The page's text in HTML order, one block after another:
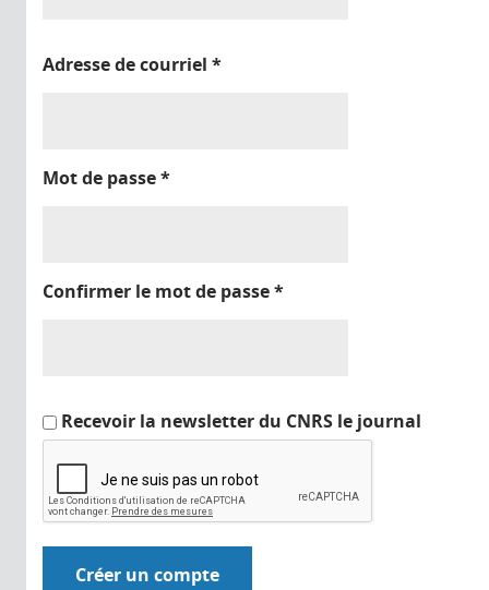
Adresse de courriel *
Mot de passe*
Confirmer le mot de passe*
Recevoir la newsletter du CNRS le journal